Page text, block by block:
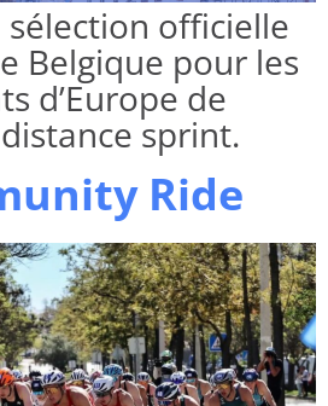
sélection officielle
Belgique pour les
d’Europe de
sprint.
Ride